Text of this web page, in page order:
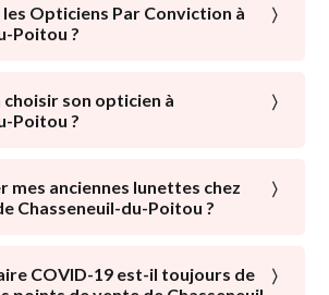
Opticiens Par Conviction à
Poitou ?
sont présents dans tous les
du-Poitou. Avec ou sans
qui vous correspond !
son opticien à
Poitou ?
Un expert de la vision doit
faire à votre disposition afin
: Lister vos nécessités
mes anciennes lunettes chez
Chasseneuil-du-Poitou ?
recycler… certains opticiens de
COVID-19 est-il toujours de